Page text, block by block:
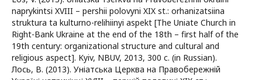
naprykintsi XVIII – pershii polovyni XIX st.: orhanizatsiina
struktura ta kulturno-relihiinyi aspekt [The Uniate Church in
Right-Bank Ukraine at the end of the 18th – first half of the
19th century: organizational structure and cultural and
religious aspect]. Kyiv, NBUV, 2013, 300 c. (in Russian).
Лось, В. (2013). Уніатська Церква на Правобережній